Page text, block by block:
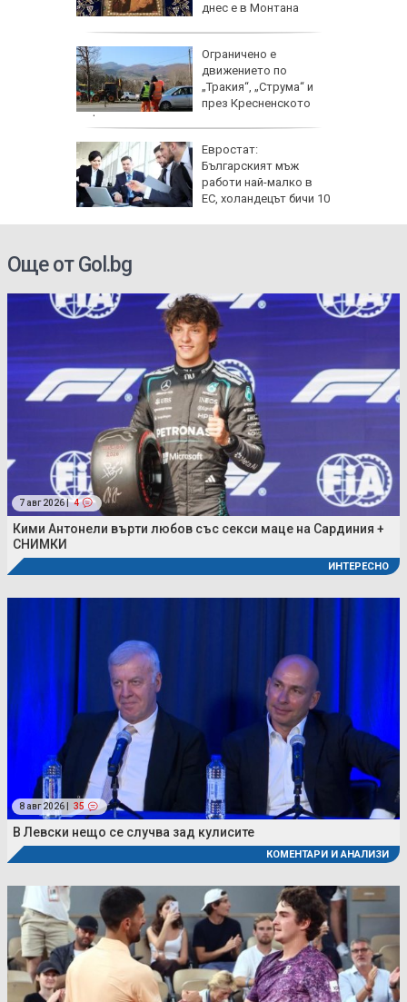
днес е в Монтана
Ограничено е
движението по
„Тракия“, „Струма“ и
през Кресненското
дефиле
Евростат:
Българският мъж
работи най-малко в
ЕС, холандецът бичи 10
Още от Gol.bg
7 авг 2026 | 4
Кими Антонели върти любов със секси маце на Сардиния +
СНИМКИ
ИНТЕРЕСНО
8 авг 2026 | 35
В Левски нещо се случва зад кулисите
КОМЕНТАРИ И АНАЛИЗИ